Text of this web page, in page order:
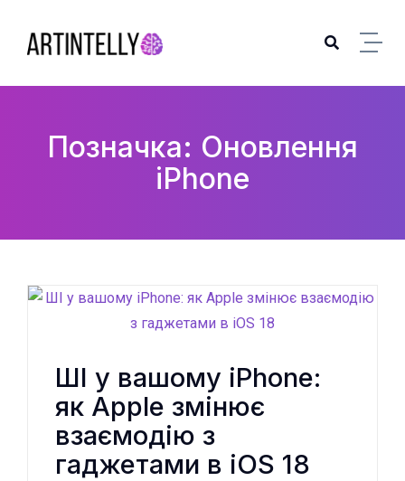
Позначка: Оновлення
iPhone
ШІ у вашому iPhone:
як Apple змінює
взаємодію з
гаджетами в iOS 18